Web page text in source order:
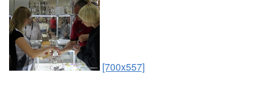
[700x557]